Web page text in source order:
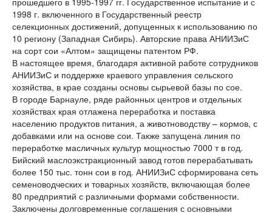
1998 г. включенного в Государственный реестр
селекционных достижений, допущенных к использованию по
10 региону (Западная Сибирь). Авторские права АНИИЗиС
на сорт сои «Алтом» защищены патентом РФ.
В настоящее время, благодаря активной работе сотрудников
АНИИЗиС и поддержке краевого управления сельского
хозяйства, в крае созданы основы сырьевой базы по сое.
В городе Барнауле, ряде районных центров и отдельных
хозяйствах края отлажена переработка и поставка
населению продуктов питания, а животноводству – кормов, с
добавками или на основе сои. Также запущена линия по
переработке масличных культур мощностью 7000 т в год.
Бийский маслоэкстракционный завод готов перерабатывать
более 150 тыс. тонн сои в год. АНИИЗиС сформирована сеть
семеноводческих и товарных хозяйств, включающая более
80 предприятий с различными формами собственности.
Заключены долговременные соглашения с основными